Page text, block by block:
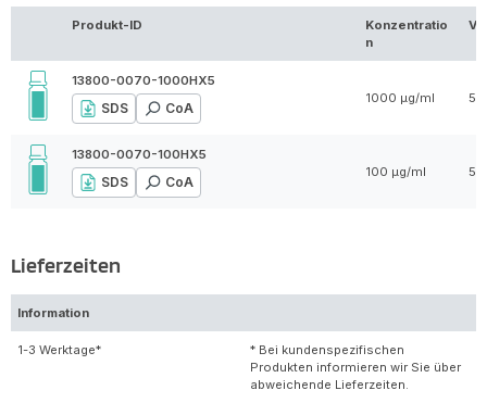
Produkt-ID
Konzentratio
n
13800-0070-1000HX5
SDS CoA
1000 µg/ml 5
13800-0070-100HX5
SDS CoA
100 µg/ml 5
Lieferzeiten
Information
1-3 Werktage*
* Bei kundenspezifischen
Produkten informieren wir Sie über
abweichende Lieferzeiten.